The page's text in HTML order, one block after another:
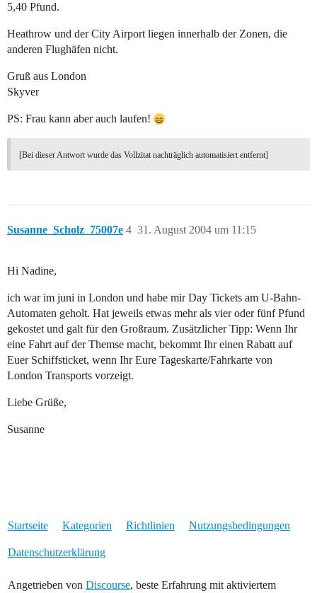
5,40 Pfund.
Heathrow und der City Airport liegen innerhalb der Zonen, die
anderen Flughäfen nicht.
Gruß aus London
Skyver
PS: Frau kann aber auch laufen!
[Bei dieser Antwort wurde das Vollzitat nachträglich automatisiert entfernt]
Susanne_Scholz_75007e 31. August 2004 um 11:15
4
Hi Nadine,
ich war im juni in London und habe mir Day Tickets am U-Bahn-
Automaten geholt. Hat jeweils etwas mehr als vier oder fünf Pfund
gekostet und galt für den Großraum. Zusätzlicher Tipp: Wenn Ihr
eine Fahrt auf der Themse macht, bekommt Ihr einen Rabatt auf
Euer Schiffsticket, wenn Ihr Eure Tageskarte/Fahrkarte von
London Transports vorzeigt.
Liebe Grüße,
Susanne
Startseite Kategorien Richtlinien Nutzungsbedingungen
Datenschutzerklärung
Angetrieben von Discourse, beste Erfahrung mit aktiviertem